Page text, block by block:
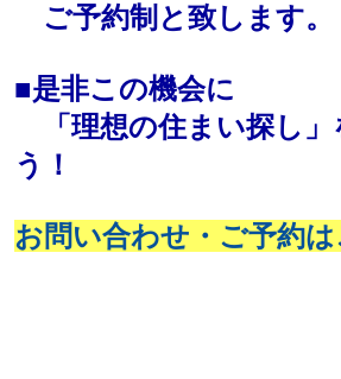
ご予約制と致します。
■是非この機会に
「理想の住まい探し」
う！
お問い合わせ・ご予約